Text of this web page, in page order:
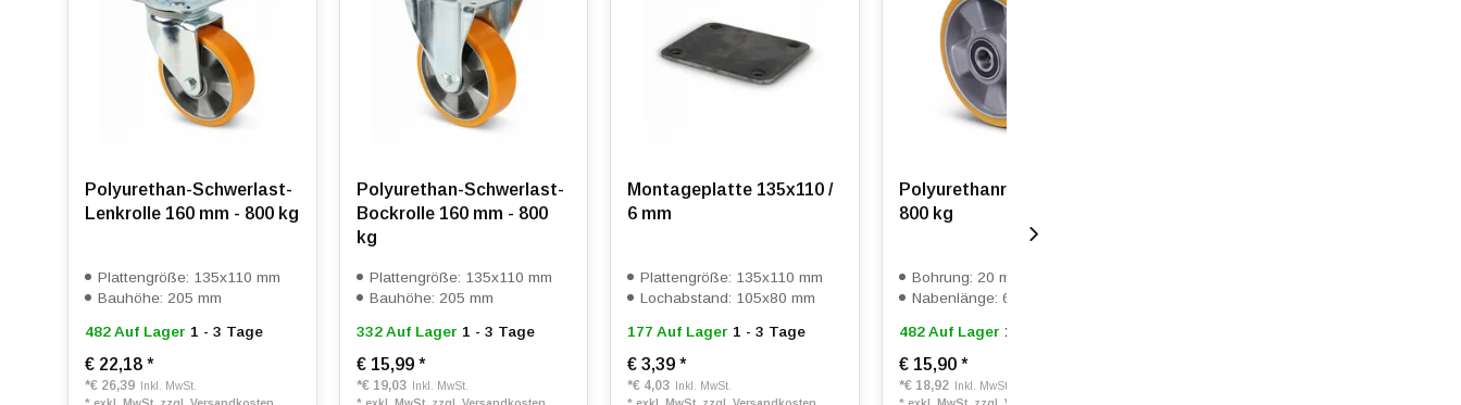
Polyurethan-Schwerlast-
Lenkrolle 160 mm - 800 kg
Plattengröße: 135x110 mm
Bauhöhe: 205 mm
482 Auf Lager 1 - 3 Tage
€ 22,18 *
*€ 26,39
Inkl. MwSt.
Polyurethan-Schwerlast-
Bockrolle 160 mm - 800
kg
Plattengröße: 135x110 mm
Bauhöhe: 205 mm
332 Auf Lager 1 - 3 Tage
€ 15,99 *
*€ 19,03
Inkl. MwSt.
Montageplatte 135x110 /
6 mm
Plattengröße: 135x110 mm
Lochabstand: 105x80 mm
177 Auf Lager 1 - 3 Tage
€ 3,39*
*€ 4,03
Inkl. MwSt.
Polyurethanrad 160 mm -
800 kg
Bohrung: 20 mm
Nabenlänge: 60 mm
482 Auf Lager 1 - 3 Tage
€ 15,90*
*€ 18,92
Inkl. MwSt.